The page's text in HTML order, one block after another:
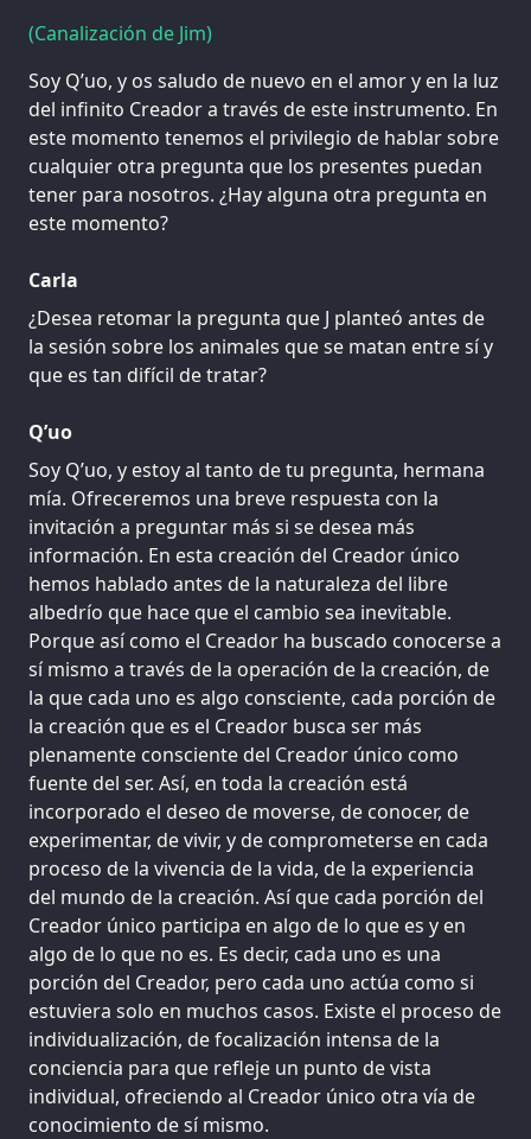
(Canalización de Jim)
Soy Q’uo, y os saludo de nuevo en el amor y en la luz
del infinito Creador a través de este instrumento. En
este momento tenemos el privilegio de hablar sobre
cualquier otra pregunta que los presentes puedan
tener para nosotros. ¿Hay alguna otra pregunta en
este momento?
Carla
¿Desea retomar la pregunta que J planteó antes de
la sesión sobre los animales que se matan entre sí y
que es tan difícil de tratar?
Q’uo
Soy Q’uo, y estoy al tanto de tu pregunta, hermana
mía. Ofreceremos una breve respuesta con la
invitación a preguntar más si se desea más
información. En esta creación del Creador único
hemos hablado antes de la naturaleza del libre
albedrío que hace que el cambio sea inevitable.
Porque así como el Creador ha buscado conocerse a
sí mismo a través de la operación de la creación, de
la que cada uno es algo consciente, cada porción de
la creación que es el Creador busca ser más
plenamente consciente del Creador único como
fuente del ser. Así, en toda la creación está
incorporado el deseo de moverse, de conocer, de
experimentar, de vivir, y de comprometerse en cada
proceso de la vivencia de la vida, de la experiencia
del mundo de la creación. Así que cada porción del
Creador único participa en algo de lo que es y en
algo de lo que no es. Es decir, cada uno es una
porción del Creador, pero cada uno actúa como si
estuviera solo en muchos casos. Existe el proceso de
individualización, de focalización intensa de la
conciencia para que refleje un punto de vista
individual, ofreciendo al Creador único otra vía de
conocimiento de sí mismo.